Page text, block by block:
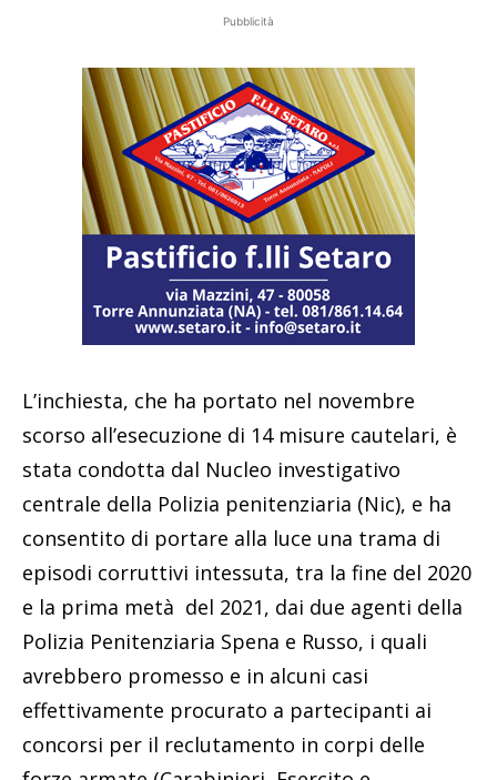
Pubblicità
L’inchiesta, che ha portato nel novembre
scorso all’esecuzione di 14 misure cautelari, è
stata condotta dal Nucleo investigativo
centrale della Polizia penitenziaria (Nic), e ha
consentito di portare alla luce una trama di
episodi corruttivi intessuta, tra la fine del 2020
e la prima metà del 2021, dai due agenti della
Polizia Penitenziaria Spena e Russo, i quali
avrebbero promesso e in alcuni casi
effettivamente procurato a partecipanti ai
concorsi per il reclutamento in corpi delle